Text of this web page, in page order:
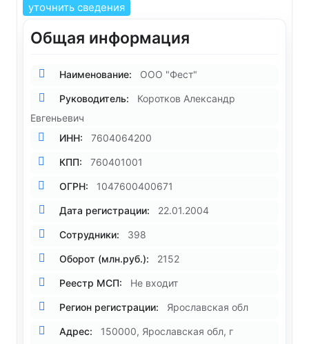
уточнить сведения
Общая информация
Наименование: ООО "Фест"
Руководитель:
Коротков Александр
Евгеньевич
ИНН:
7604064200
КПП: 760401001
ОГРН: 1047600400671
Дата регистрации: 22.01.2004
Сотрудники: 398
Оборот (млн.руб.): 2152
Реестр МСП: Не входит
Регион регистрации: Ярославская обл
Адрес:
150000, Ярославская обл, г